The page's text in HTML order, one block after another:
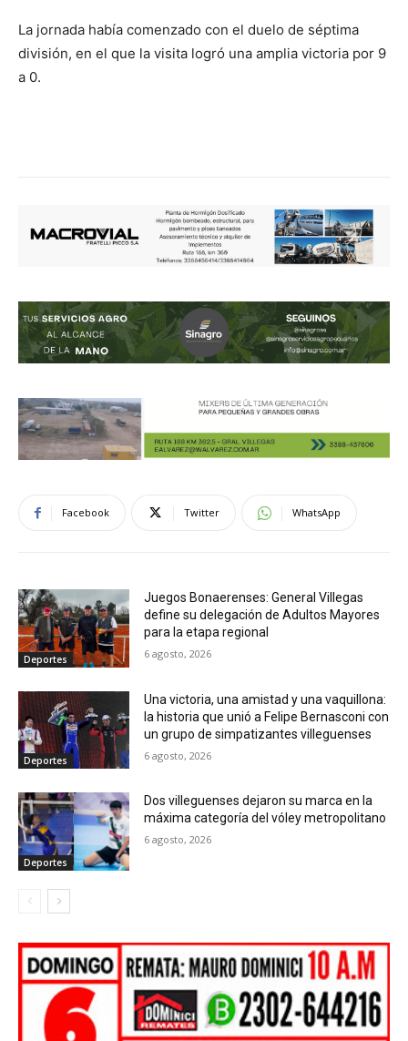
La jornada había comenzado con el duelo de séptima
división, en el que la visita logró una amplia victoria por 9
a 0.
Facebook Twitter WhatsApp
Deportes
Juegos Bonaerenses: General Villegas
define su delegación de Adultos Mayores
para la etapa regional
6 agosto, 2026
Deportes
Una victoria, una amistad y una vaquillona:
la historia que unió a Felipe Bernasconi con
un grupo de simpatizantes villeguenses
6 agosto, 2026
Deportes
Dos villeguenses dejaron su marca en la
máxima categoría del vóley metropolitano
6 agosto, 2026